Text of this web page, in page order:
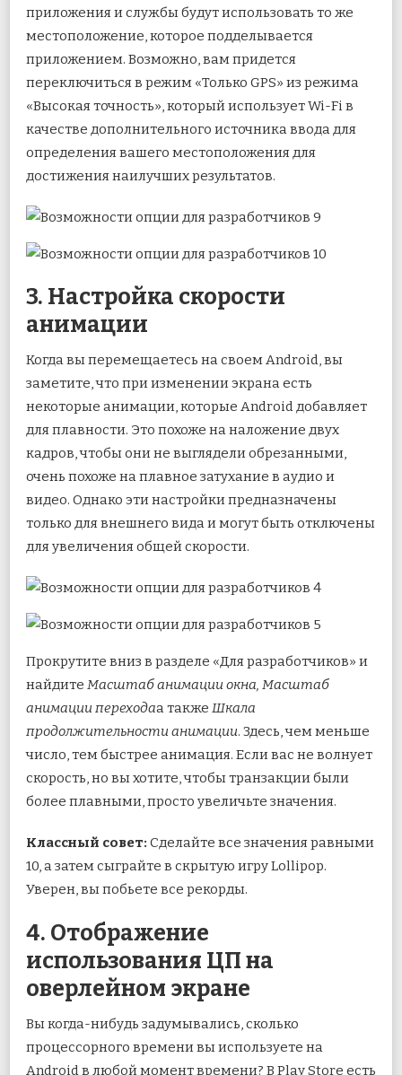
приложения и службы будут использовать то же
местоположение, которое подделывается
приложением. Возможно, вам придется
переключиться в режим «Только GPS» из режима
«Высокая точность», который использует Wi-Fi в
качестве дополнительного источника ввода для
определения вашего местоположения для
достижения наилучших результатов.
3. Настройка скорости
анимации
Когда вы перемещаетесь на своем Android, вы
заметите, что при изменении экрана есть
некоторые анимации, которые Android добавляет
для плавности. Это похоже на наложение двух
кадров, чтобы они не выглядели обрезанными,
очень похоже на плавное затухание в аудио и
видео. Однако эти настройки предназначены
только для внешнего вида и могут быть отключены
для увеличения общей скорости.
Прокрутите вниз в разделе «Для разработчиков» и
найдите Масштаб анимации окна, Масштаб
анимации переходаа также Шкала
продолжительности анимации. Здесь, чем меньше
число, тем быстрее анимация. Если вас не волнует
скорость, но вы хотите, чтобы транзакции были
более плавными, просто увеличьте значения.
Классный совет: Сделайте все значения равными
10, а затем сыграйте в скрытую игру Lollipop.
Уверен, вы побьете все рекорды.
4. Отображение
использования ЦП на
оверлейном экране
Вы когда-нибудь задумывались, сколько
процессорного времени вы используете на
Android в любой момент времени? В Play Store есть